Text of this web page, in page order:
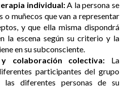
individual:A la persona se
muñecos que van a representar
y que ella misma dispondrá
la escena según su criterio y la
en su subconsciente.
colaboración colectiva: La
participantes del grupo
las diferentes personas de su